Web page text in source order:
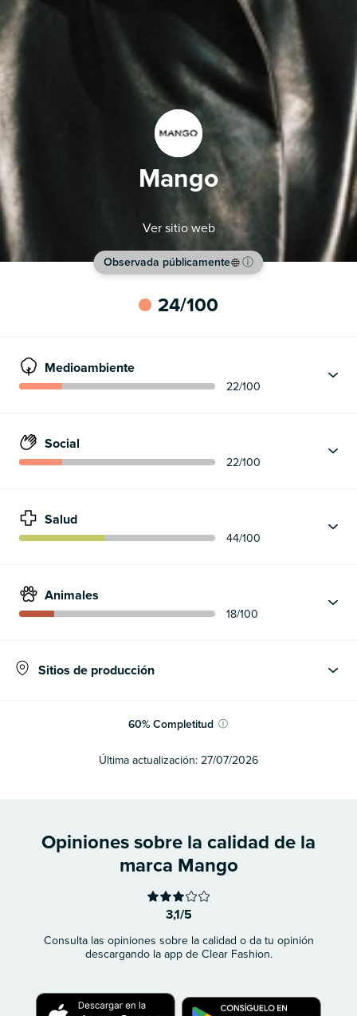
Mango
Ver sitio web
Observada públicamente ⓘ
24/100
Medioambiente
22/100
Social
22/100
Salud
44/100
Animales
18/100
Sitios de producción
60%Completitud ⓘ
Última actualización: 27/07/2026
Opiniones sobre la calidad de la
marca Mango
3,1/5
Consulta las opiniones sobre la calidad o da tu opinión
descargando la app de Clear Fashion.